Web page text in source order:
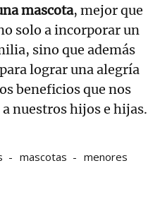
mascota, mejor que
solo a incorporar un
sino que además
lograr una alegría
beneficios que nos
nuestros hijos e hijas.
mascotas menores